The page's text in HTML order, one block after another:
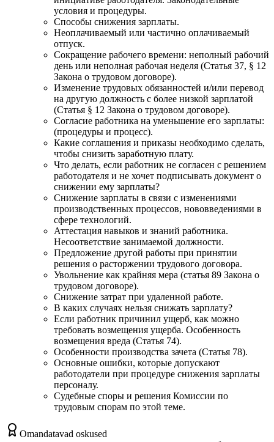
условия и процедуры.
Способы снижения зарплаты.
Неоплачиваемый или частично оплачиваемый
отпуск.
Сокращение рабочего времени: неполный рабочий
день или неполная рабочая неделя (Статья 37, § 12
Закона о трудовом договоре).
Изменение трудовых обязанностей и/или перевод
на другую должность с более низкой зарплатой
(Статья § 12 Закона о трудовом договоре).
Согласие работника на уменьшение его зарплаты:
(процедуры и процесс).
Какие соглашения и приказы необходимо сделать,
чтобы снизить заработную плату.
Что делать, если работник не согласен с решением
работодателя и не хочет подписывать документ о
снижении ему зарплаты?
Снижение зарплаты в связи с изменениями
производственных процессов, нововведениями в
сфере технологий.
Аттестация навыков и знаний работника.
Несоответствие занимаемой должности.
Предложение другой работы при принятии
решения о расторжении трудового договора.
Увольнение как крайняя мера (статья 89 Закона о
трудовом договоре).
Снижение затрат при удаленной работе.
В каких случаях нельзя снижать зарплату?
Если работник причинил ущерб, как можно
требовать возмещения ущерба. Особенность
возмещения вреда (Статья 74).
Особенности производства зачета (Статья 78).
Основные ошибки, которые допускают
работодатели при процедуре снижения зарплаты
персоналу.
Судебные споры и решения Комиссии по
трудовым спорам по этой теме.
Omandatavad oskused